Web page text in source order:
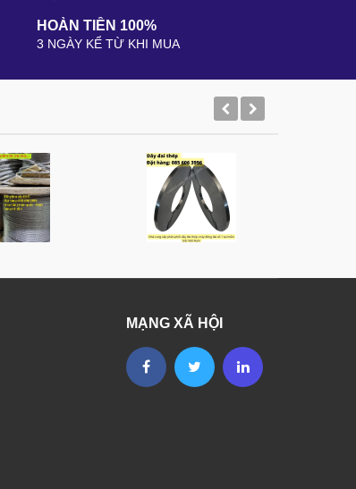
HOÀN TIỀN 100%
3 NGÀY KỂ TỪ KHI MUA
MẠNG XÃ HỘI